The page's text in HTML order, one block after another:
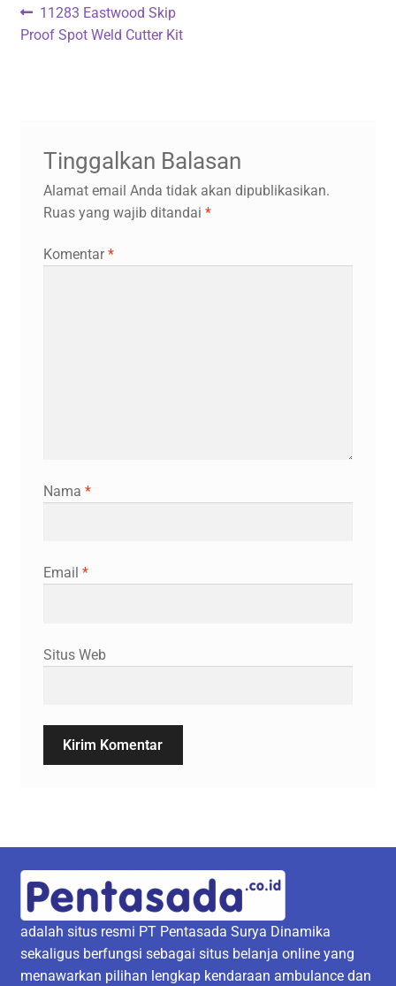
Navigasi
pos
Previous
post:
11283 Eastwood Skip
Proof Spot Weld Cutter Kit
Tinggalkan Balasan
Alamat email Anda tidak akan dipublikasikan.
Ruas yang wajib ditandai *
Komentar*
Nama *
Email *
Situs Web
adalah situs resmi PT Pentasada Surya Dinamika
sekaligus berfungsi sebagai situs belanja online yang
menawarkan pilihan lengkap kendaraan ambulance dan